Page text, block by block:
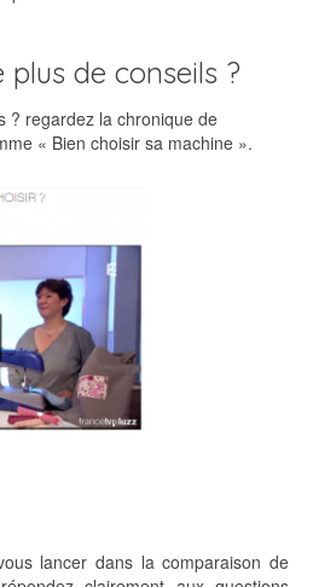
plus de conseils ?
? regardez la chronique de
« Bien choisir sa machine ».
lancer dans la comparaison de